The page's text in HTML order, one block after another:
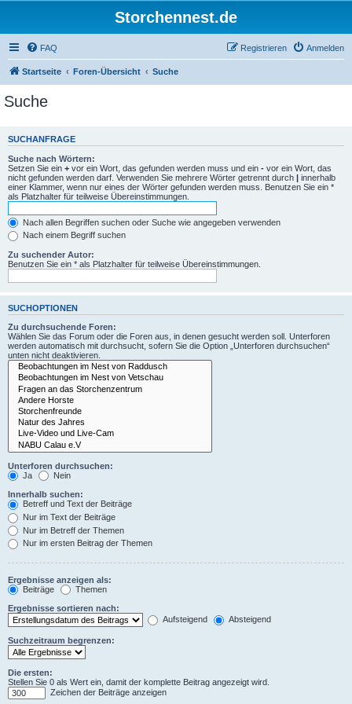
Storchennest.de
FAQ Anmelden
Registrieren
Startseite Foren-Übersicht Suche
Suche
SUCHANFRAGE
Suche nach Wörtern:
Setzen Sie ein + vor ein Wort, das gefunden werden muss und ein - vor ein Wort, das
nicht gefunden werden darf. Verwenden Sie mehrere Wörter getrennt durch | innerhalb
einer Klammer, wenn nur eines der Wörter gefunden werden muss. Benutzen Sie ein *
als Platzhalter für teilweise Übereinstimmungen.
Nach allen Begriffen suchen oder Suche wie angegeben verwenden
Nach einem Begriff suchen
Zu suchender Autor:
Benutzen Sie ein * als Platzhalter für teilweise Übereinstimmungen.
SUCHOPTIONEN
Zu durchsuchende Foren:
Wählen Sie das Forum oder die Foren aus, in denen gesucht werden soll. Unterforen
werden automatisch mit durchsucht, sofern Sie die Option „Unterforen durchsuchen“
unten nicht deaktivieren.
Unterforen durchsuchen:
Ja
Nein
Innerhalb suchen:
Betreff und Text der Beiträge
Nur im Text der Beiträge
Nur im Betreff der Themen
Nur im ersten Beitrag der Themen
Ergebnisse anzeigen als:
Beiträge
Themen
Ergebnisse sortieren nach:
Aufsteigend
Absteigend
Suchzeitraum begrenzen:
Die ersten:
Stellen Sie 0 als Wert ein, damit der komplette Beitrag angezeigt wird.
Zeichen der Beiträge anzeigen